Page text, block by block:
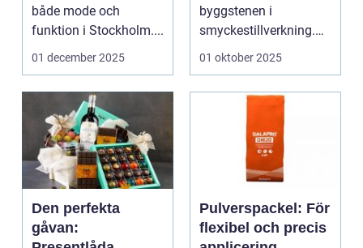
både mode och
funktion i Stockholm....
01 december 2025
byggstenen i
smyckestillverkning.
De ger utrymme fö...
01 oktober 2025
Den perfekta
gåvan:
Pulverspackel: För
flexibel och precis